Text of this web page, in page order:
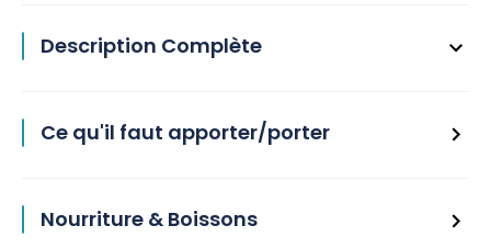
Description Complète
Ce qu'il faut apporter/porter
Nourriture & Boissons